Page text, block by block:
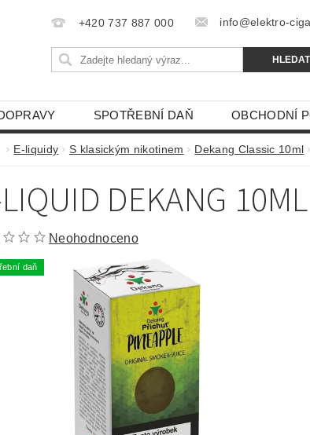
+420 737 887 000 info@elektro-
SPOTŘEBNÍ DAŇ OBCHODNÍ
E-liquidy S klasickým nikotinem Dekang Classic 10ml
DEKANG
Neohodnoceno
daň